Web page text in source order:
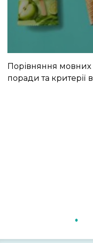
Порівняння мовних
поради та критерії